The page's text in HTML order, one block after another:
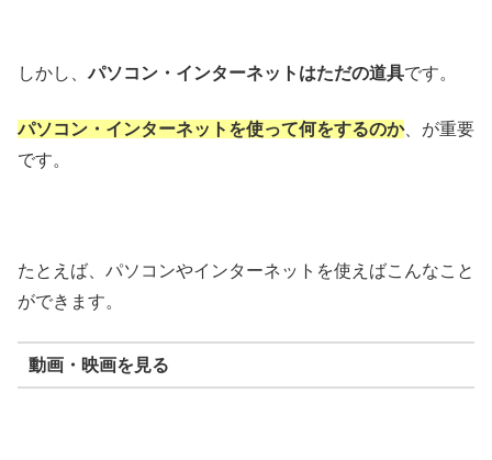
しかし、パソコン・インターネットはただの道具です。
パソコン・インターネットを使って何をするのか、が重要
です。
たとえば、パソコンやインターネットを使えばこんなこと
ができます。
動画・映画を見る